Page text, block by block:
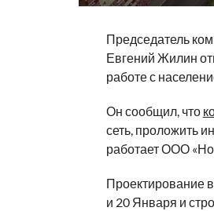
Председатель
Евгений Жилин
работе с
Он сообщил, что
сеть, проложить
работает ООО
Проектирование
и 20 Января и